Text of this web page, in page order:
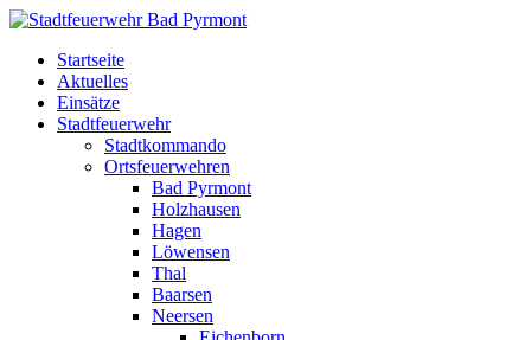
Startseite
Aktuelles
Einsätze
Stadtfeuerwehr
Stadtkommando
Ortsfeuerwehren
Bad Pyrmont
Holzhausen
Hagen
Löwensen
Thal
Baarsen
Neersen